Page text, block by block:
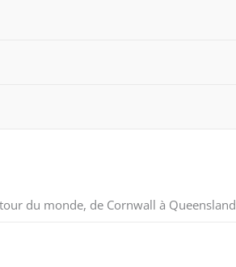
du monde, de Cornwall à Queensland